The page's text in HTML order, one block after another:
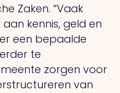
Zaken. “Vaak
kennis, geld en
een bepaalde
te
zorgen voor
van